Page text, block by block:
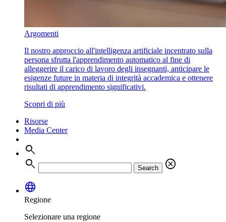
Argomenti
Il nostro approccio all'intelligenza artificiale incentrato sulla
persona sfrutta l'apprendimento automatico al fine di
alleggerire il carico di lavoro degli insegnanti, anticipare le
esigenze future in materia di integrità accademica e ottenere
risultati di apprendimento significativi.
Scopri di più
Risorse
Media Center
search
search
Search
cancel
language
Regione
Selezionare una regione